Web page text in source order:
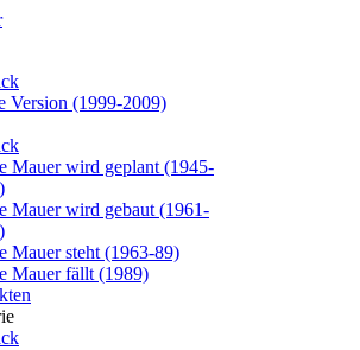
Version (1999-2009)
Mauer wird geplant (1945-
Mauer wird gebaut (1961-
Mauer steht (1963-89)
Mauer fällt (1989)